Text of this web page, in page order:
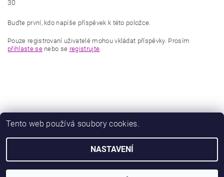
30
Buďte první, kdo napíše příspěvek k této položce.
Pouze registrovaní uživatelé mohou vkládat příspěvky. Prosím
přihlaste senebo se registrujte.
Heureka.cz
2026 © Obuv Luna - Miluše Liznová, všechna práva vyhrazena
Tento web používá soubory cookies.
NASTAVENÍ